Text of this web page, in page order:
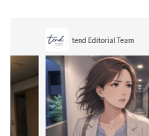
tend Editorial Team